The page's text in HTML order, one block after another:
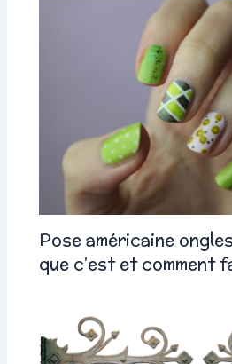
Pose américaine
que c’est et comment